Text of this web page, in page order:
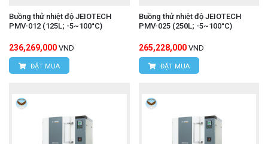
Buồng thử nhiệt độ JEIOTECH
PMV-012 (125L; -5~100°C)
236,269,000 VND
ĐẶT MUA
Buồng thử nhiệt độ JEIOTECH
PMV-025 (250L; -5~100°C)
265,228,000 VND
ĐẶT MUA